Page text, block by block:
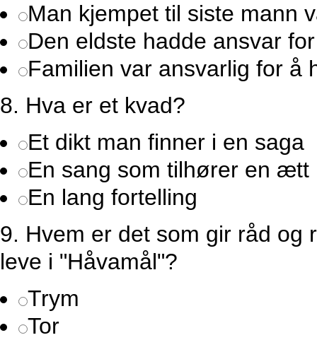
Man kjempet til siste mann
Den eldste hadde ansvar
Familien var ansvarlig for å
8. Hva er et kvad?
Et dikt man finner i en saga
En sang som tilhører en ætt
En lang fortelling
9. Hvem er det som gir råd og
leve i "Håvamål"?
Trym
Tor